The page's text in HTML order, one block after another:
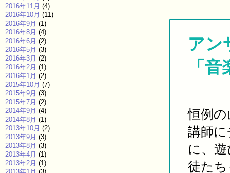
アン
「
恒例
講師
に、
徒た
2016年11月 (4)
2016年10月 (11)
2016年9月 (1)
2016年8月 (4)
2016年6月 (2)
2016年5月 (3)
2016年3月 (2)
2016年2月 (1)
2016年1月 (2)
2015年10月 (7)
2015年9月 (3)
2015年7月 (2)
2014年9月 (4)
2014年8月 (1)
2013年10月 (2)
2013年9月 (3)
2013年8月 (3)
2013年4月 (1)
2013年2月 (1)